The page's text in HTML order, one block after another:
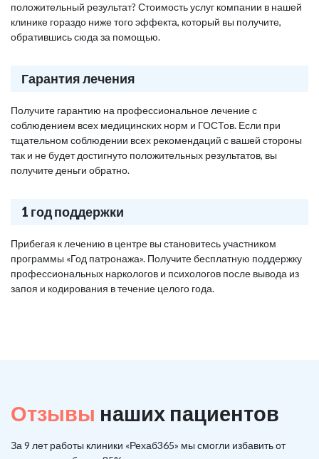
положительный результат? Стоимость услуг компании в нашей
клинике гораздо ниже того эффекта, который вы получите,
обратившись сюда за помощью.
Гарантия лечения
Получите гарантию на профессиональное лечение с
соблюдением всех медицинских норм и ГОСТов. Если при
тщательном соблюдении всех рекомендаций с вашей стороны
так и не будет достигнуто положительных результатов, вы
получите деньги обратно.
1 год поддержки
Прибегая к лечению в центре вы становитесь участником
программы «Год патронажа». Получите бесплатную поддержку
профессиональных наркологов и психологов после вывода из
запоя и кодирования в течение целого года.
Отзывы наших пациентов
За 9 лет работы клиники «Рехаб365» мы смогли избавить от